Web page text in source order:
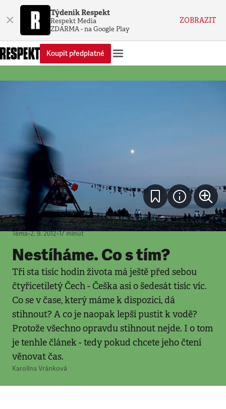
× Týdeník Respekt
Respekt Media
ZDARMA - na Google Play
ZOBRAZIT
Koupit předplatné
Téma•2. 9. 2012•17minut
Nestíháme. Co s tím?
Tři sta tisíc hodin života má ještě před sebou
čtyřicetiletý Čech - Češka asi o šedesát tisíc víc.
Co se v čase, který máme k dispozici, dá
stihnout? A co je naopak lepší pustit k vodě?
Protože všechno opravdu stihnout nejde. I o tom
je tenhle článek - tedy pokud chcete jeho čtení
věnovat čas.
Karolína Vránková